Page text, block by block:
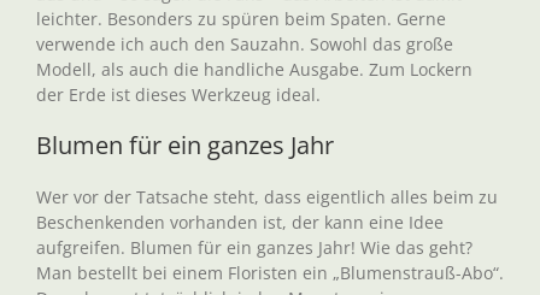
leichter. Besonders zu spüren beim Spaten. Gerne
verwende ich auch den Sauzahn. Sowohl das große
Modell, als auch die handliche Ausgabe. Zum Lockern
der Erde ist dieses Werkzeug ideal.
Blumen für ein ganzes Jahr
Wer vor der Tatsache steht, dass eigentlich alles beim zu
Beschenkenden vorhanden ist, der kann eine Idee
aufgreifen. Blumen für ein ganzes Jahr! Wie das geht?
Man bestellt bei einem Floristen ein „Blumenstrauß-Abo“.